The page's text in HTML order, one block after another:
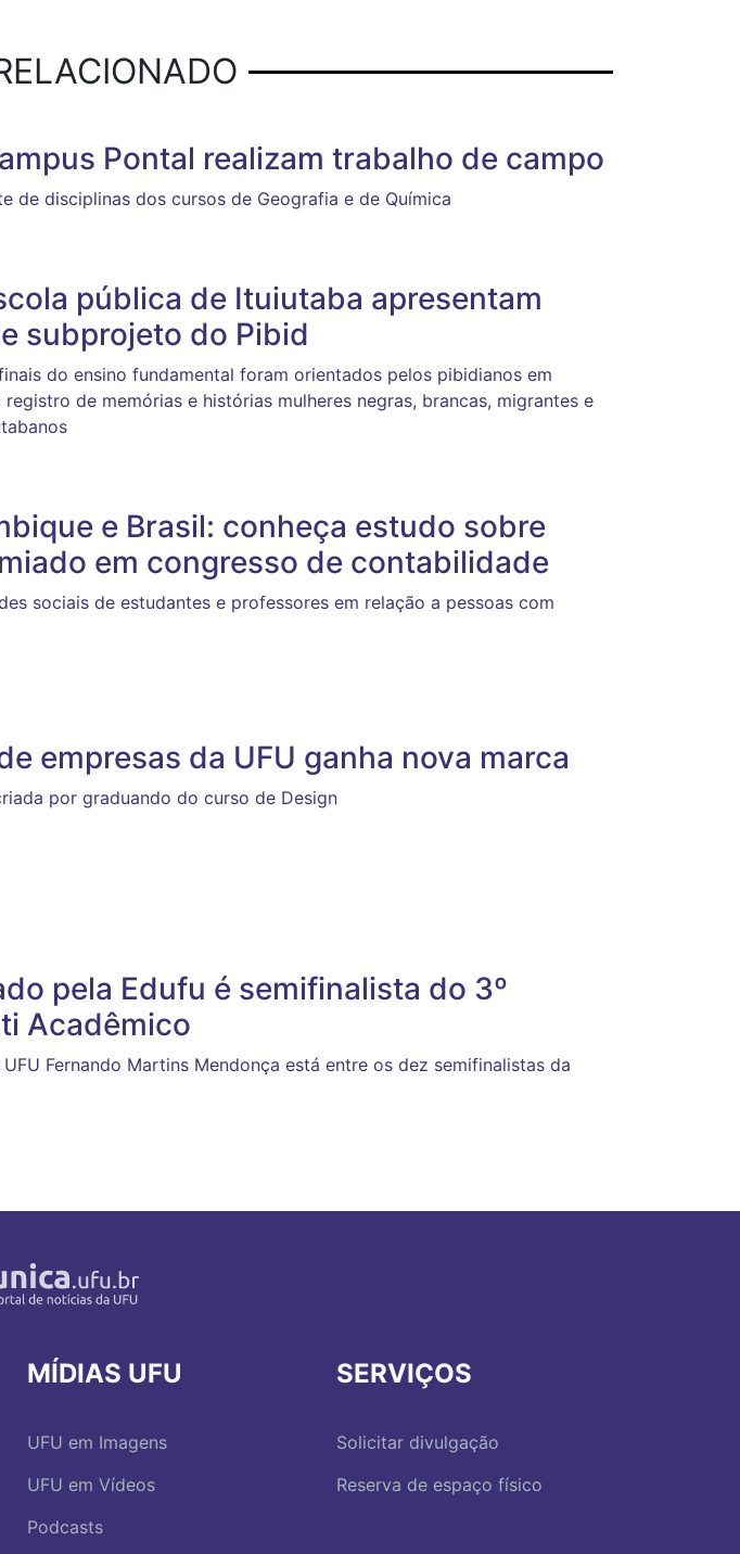
Pontal realizam trabalho de campo
de disciplinas dos cursos de Geografia e de Química
pública de Ituiutaba apresentam
subprojeto do Pibid
do ensino fundamental foram orientados pelos pibidianos em
de memórias e histórias mulheres negras, brancas, migrantes e
e Brasil: conheça estudo sobre
em congresso de contabilidade
sociais de estudantes e professores em relação a pessoas com
empresas da UFU ganha nova marca
por graduando do curso de Design
pela Edufu é semifinalista do 3º
Acadêmico
Fernando Martins Mendonça está entre os dez semifinalistas da
MÍDIAS UFU
UFU em Imagens
UFU em Vídeos
Podcasts
SERVIÇOS
Solicitar divulgação
Reserva de espaço físico